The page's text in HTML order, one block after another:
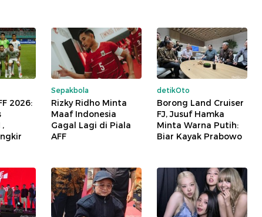
2026:
Sepakbola
Rizky Ridho Minta
Maaf Indonesia
Gagal Lagi di Piala
AFF
detikOto
Borong Land Cruiser
FJ, Jusuf Hamka
Minta Warna Putih:
Biar Kayak Prabowo